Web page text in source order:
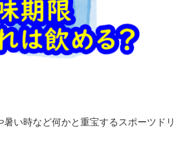
暑い時など何かと重宝するスポーツドリ